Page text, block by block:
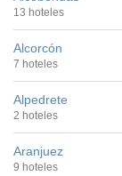
13 hoteles
Alcorcón
7 hoteles
Alpedrete
2 hoteles
Aranjuez
9 hoteles